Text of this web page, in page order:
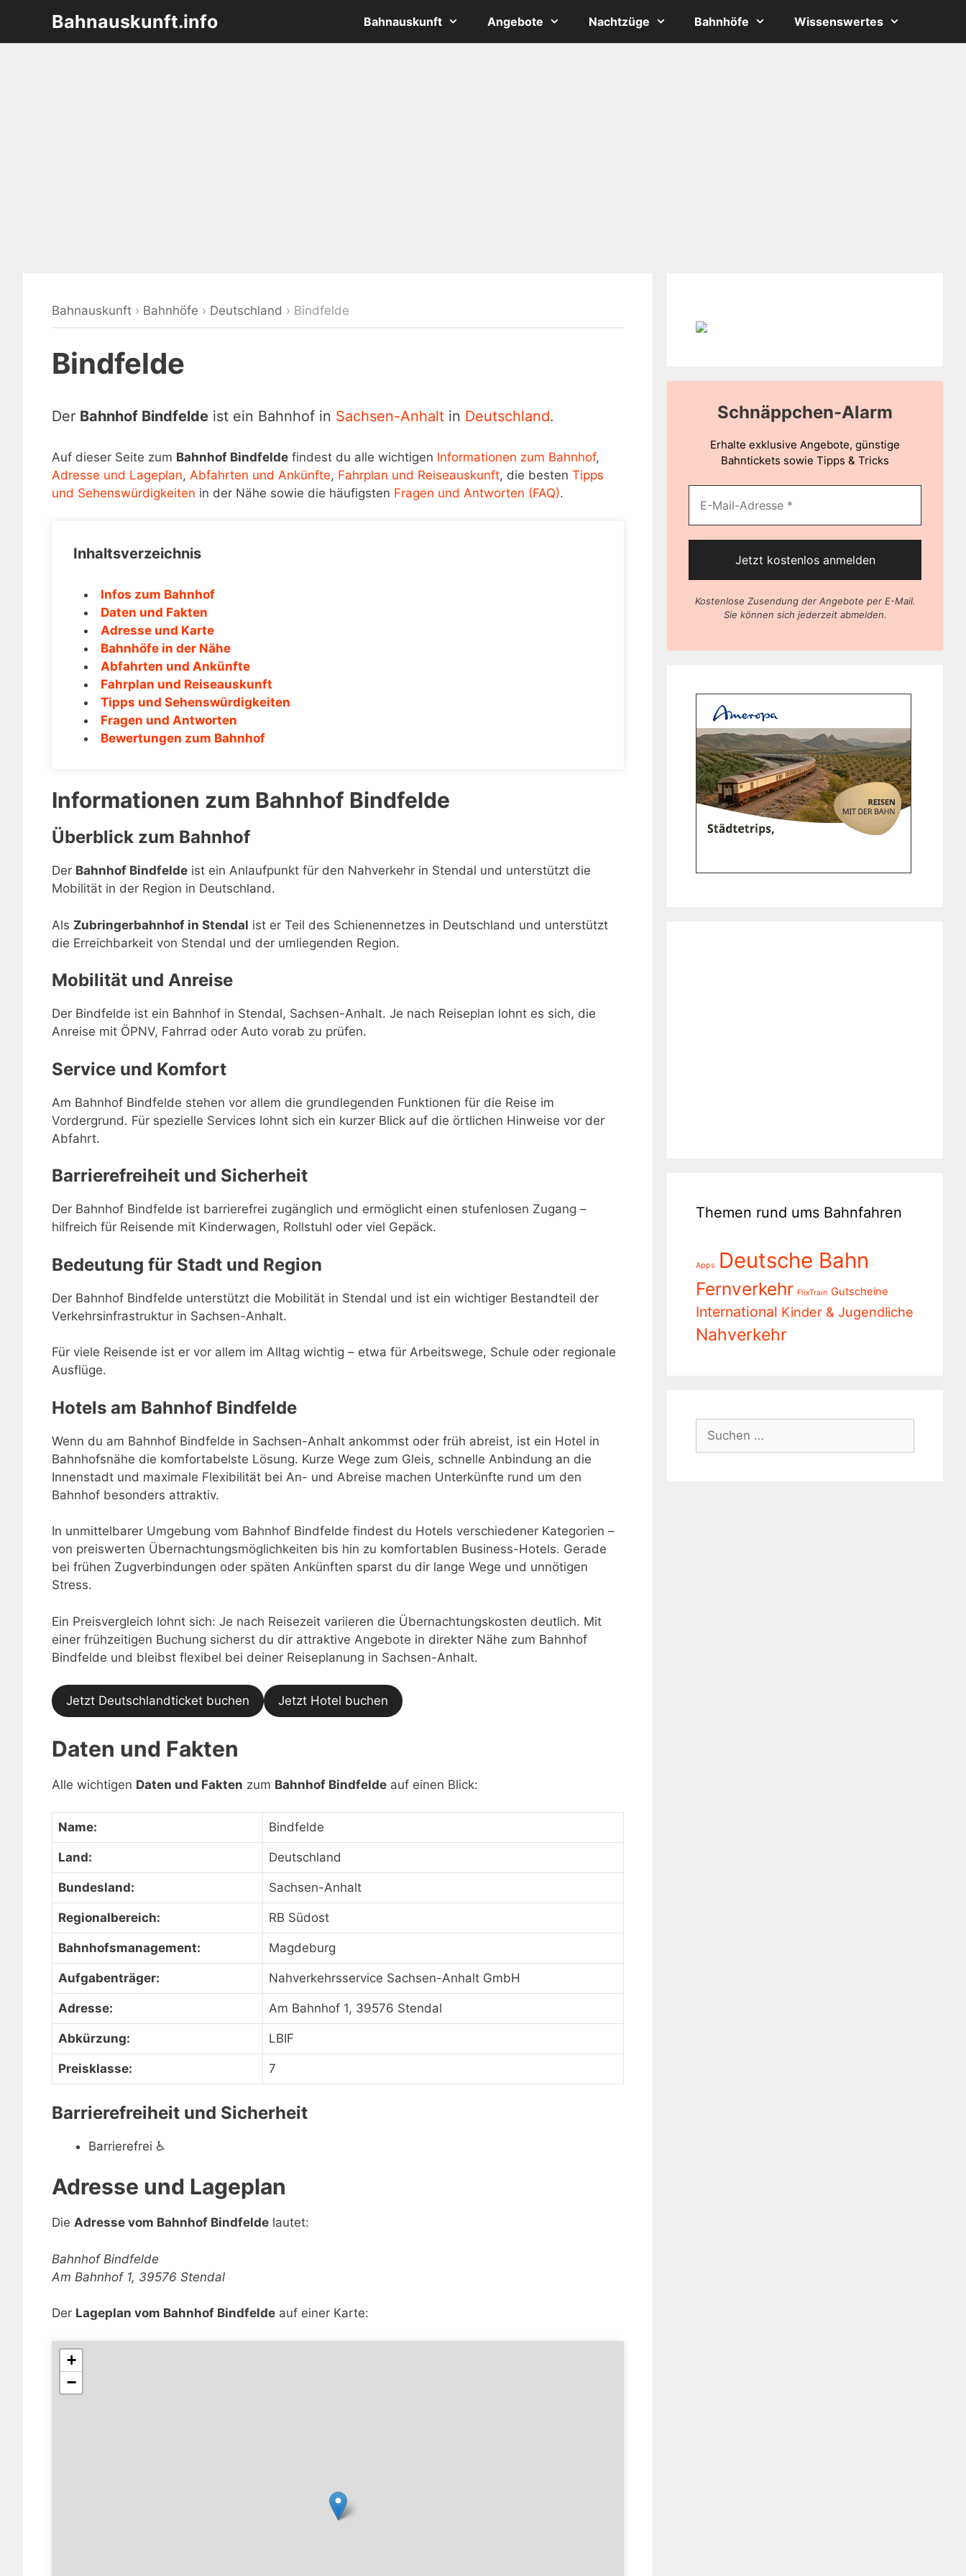
springen
Bahnauskunft.info Bahnauskunft Angebote Nachtzüge Bahnhöfe Wissenswertes
Bahnauskunft › Bahnhöfe › Deutschland › Bindfelde
Bindfelde
Der Bahnhof Bindfelde ist ein Bahnhof in Sachsen-Anhalt in Deutschland.
Auf dieser Seite zum Bahnhof Bindfelde findest du alle wichtigen Informationen zum Bahnhof,
Adresse und Lageplan, Abfahrten und Ankünfte, Fahrplan und Reiseauskunft, die besten Tipps
und Sehenswürdigkeiten in der Nähe sowie die häufigsten Fragen und Antworten (FAQ).
Inhaltsverzeichnis
Infos zum Bahnhof
Daten und Fakten
Adresse und Karte
Bahnhöfe in der Nähe
Abfahrten und Ankünfte
Fahrplan und Reiseauskunft
Tipps und Sehenswürdigkeiten
Fragen und Antworten
Bewertungen zum Bahnhof
Informationen zum Bahnhof Bindfelde
Überblick zum Bahnhof
Der Bahnhof Bindfelde ist ein Anlaufpunkt für den Nahverkehr in Stendal und unterstützt die
Mobilität in der Region in Deutschland.
Als Zubringerbahnhof in Stendal ist er Teil des Schienennetzes in Deutschland und unterstützt
die Erreichbarkeit von Stendal und der umliegenden Region.
Mobilität und Anreise
Der Bindfelde ist ein Bahnhof in Stendal, Sachsen-Anhalt. Je nach Reiseplan lohnt es sich, die
Anreise mit ÖPNV, Fahrrad oder Auto vorab zu prüfen.
Service und Komfort
Am Bahnhof Bindfelde stehen vor allem die grundlegenden Funktionen für die Reise im
Vordergrund. Für spezielle Services lohnt sich ein kurzer Blick auf die örtlichen Hinweise vor der
Abfahrt.
Barrierefreiheit und Sicherheit
Der Bahnhof Bindfelde ist barrierefrei zugänglich und ermöglicht einen stufenlosen Zugang –
hilfreich für Reisende mit Kinderwagen, Rollstuhl oder viel Gepäck.
Bedeutung für Stadt und Region
Der Bahnhof Bindfelde unterstützt die Mobilität in Stendal und ist ein wichtiger Bestandteil der
Verkehrsinfrastruktur in Sachsen-Anhalt.
Für viele Reisende ist er vor allem im Alltag wichtig – etwa für Arbeitswege, Schule oder regionale
Ausflüge.
Hotels am Bahnhof Bindfelde
Wenn du am Bahnhof Bindfelde in Sachsen-Anhalt ankommst oder früh abreist, ist ein Hotel in
Bahnhofsnähe die komfortabelste Lösung. Kurze Wege zum Gleis, schnelle Anbindung an die
Innenstadt und maximale Flexibilität bei An- und Abreise machen Unterkünfte rund um den
Bahnhof besonders attraktiv.
In unmittelbarer Umgebung vom Bahnhof Bindfelde findest du Hotels verschiedener Kategorien –
von preiswerten Übernachtungsmöglichkeiten bis hin zu komfortablen Business-Hotels. Gerade
bei frühen Zugverbindungen oder späten Ankünften sparst du dir lange Wege und unnötigen
Stress.
Ein Preisvergleich lohnt sich: Je nach Reisezeit variieren die Übernachtungskosten deutlich. Mit
einer frühzeitigen Buchung sicherst du dir attraktive Angebote in direkter Nähe zum Bahnhof
Bindfelde und bleibst flexibel bei deiner Reiseplanung in Sachsen-Anhalt.
Jetzt Deutschlandticket buchen Jetzt Hotel buchen
Daten und Fakten
Alle wichtigen Daten und Fakten zum Bahnhof Bindfelde auf einen Blick:
Name: Bindfelde
Land: Deutschland
Bundesland: Sachsen-Anhalt
Regionalbereich: RB Südost
Bahnhofsmanagement: Magdeburg
Aufgabenträger: Nahverkehrsservice Sachsen-Anhalt GmbH
Adresse: Am Bahnhof 1, 39576 Stendal
Abkürzung: LBIF
Preisklasse: 7
Barrierefreiheit und Sicherheit
Barrierefrei ♿
Adresse und Lageplan
Die Adresse vom Bahnhof Bindfelde lautet:
Bahnhof Bindfelde
Am Bahnhof 1, 39576 Stendal
Der Lageplan vom Bahnhof Bindfelde auf einer Karte:
+
−
Schnäppchen-Alarm
Erhalte exklusive Angebote, günstige
Bahntickets sowie Tipps & Tricks
Kostenlose Zusendung der Angebote per E-Mail.
Sie können sich jederzeit abmelden.
Themen rund ums Bahnfahren
Apps Deutsche Bahn
Fernverkehr FlixTrain Gutscheine
International Kinder & Jugendliche
Nahverkehr
nach: